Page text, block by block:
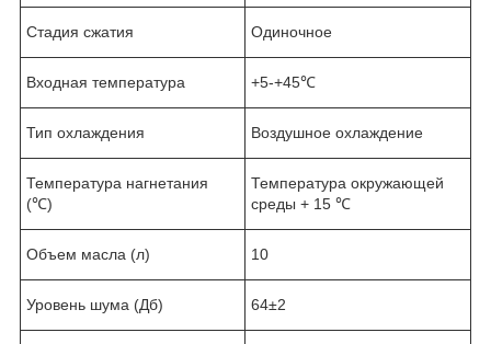
Стадия сжатия Одиночное
Входная температура +5-+45℃
Тип охлаждения Воздушное охлаждение
Температура нагнетания
(℃)
Температура окружающей
среды + 15 ℃
Объем масла (л) 10
Уровень шума (Дб) 64±2